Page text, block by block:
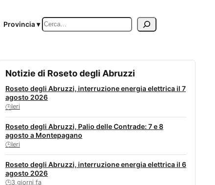
Provincia ▾ Cerca
Notizie di Roseto degli Abruzzi
Roseto degli Abruzzi, interruzione energia elettrica il 7
agosto 2026
🕒Ieri
Roseto degli Abruzzi, Palio delle Contrade: 7 e 8
agosto a Montepagano
🕒Ieri
Roseto degli Abruzzi, interruzione energia elettrica il 6
agosto 2026
🕒3 giorni fa